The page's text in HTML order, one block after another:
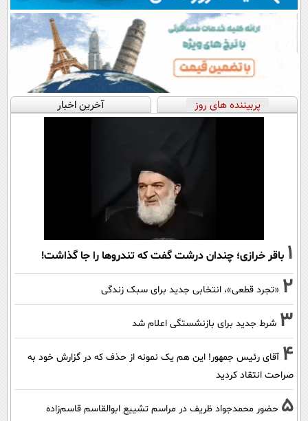
پربیننده های روز آخرین اخبار
1 باقر خرازی؛ چندان درشت گفت که تندروها را جا گذاشت!
2 «تجرد قطعی»، انتخابی جدید برای سبک زندگی
3 شرط جدید برای بازنشستگی اعلام شد
4 آقای رئیس جمهور! این هم یک نمونه از حذف که در گزارش خود به
صراحت انتقاد کردید
5 حضور محمدجواد ظریف در مراسم تشییع ابوالقاسم قاسم‌زاده